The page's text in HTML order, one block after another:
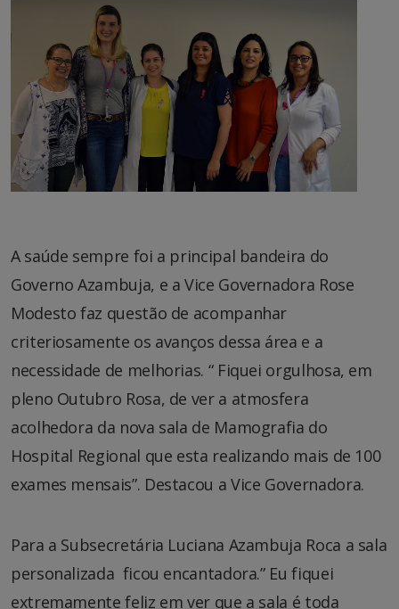
A saúde sempre foi a principal bandeira do
Governo Azambuja, e a Vice Governadora Rose
Modesto faz questão de acompanhar
criteriosamente os avanços dessa área e a
necessidade de melhorias. “ Fiquei orgulhosa, em
pleno Outubro Rosa, de ver a atmosfera
acolhedora da nova sala de Mamografia do
Hospital Regional que esta realizando mais de 100
exames mensais”. Destacou a Vice Governadora.
Para a Subsecretária Luciana Azambuja Roca a sala
personalizada ficou encantadora.” Eu fiquei
extremamente feliz em ver que a sala é toda